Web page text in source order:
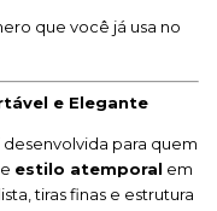
que você já usa no
e Elegante
desenvolvida para quem
e estilo atemporal em
tiras finas e estrutura